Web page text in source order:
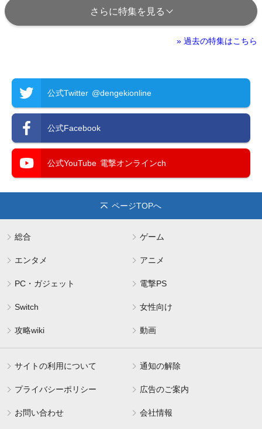
さらに特集を見る
» 過去の特集はこちら
公式Twitter @dengekionline
公式Facebook
公式YouTube 電撃オンラインch
ページTOPへ
総合 ゲーム
エンタメ アニメ
PC・ガジェット 電撃PS
Switch 女性向け
攻略wiki 動画
サイトの利用について 通知の解除
プライバシーポリシー 広告のご案内
お問い合わせ 会社情報